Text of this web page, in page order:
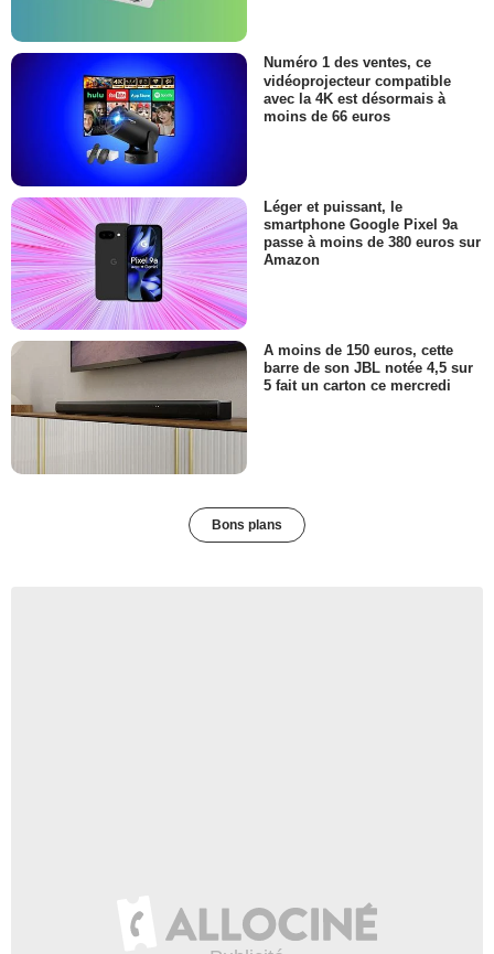
Numéro 1 des ventes, ce
vidéoprojecteur compatible
avec la 4K est désormais à
moins de 66 euros
Léger et puissant, le
smartphone Google Pixel 9a
passe à moins de 380 euros sur
Amazon
A moins de 150 euros, cette
barre de son JBL notée 4,5 sur
5 fait un carton ce mercredi
Bons plans